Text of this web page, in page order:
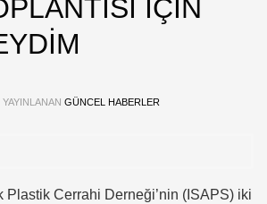
İÇİN
YAYINLANAN GÜNCEL HABERLER
Plastik Cerrahi Derneği’nin (ISAPS) iki